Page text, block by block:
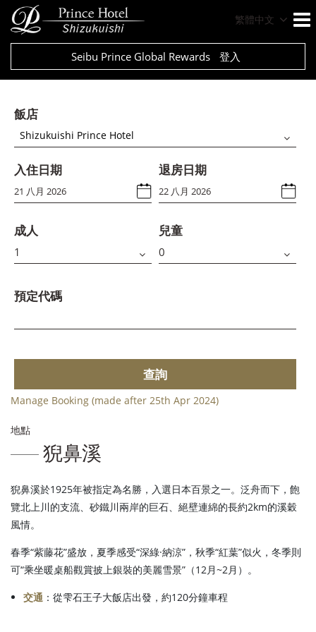
繁體中文
Seibu Prince Global Rewards 登入
飯店
Shizukuishi Prince Hotel
入住日期 退房日期
成人 兒童
預定代碼
查詢
Manage Booking (made after 25th Apr 2024)
地點
猊鼻溪
猊鼻溪於1925年被指定為名勝，入選日本百景之一。泛舟而下，飽
覽北上川的支流、砂鐵川兩岸的巨石、絕壁連綿的長約2km的溪穀
風情。
春季“紫藤花”盛放，夏季感受“深綠·納涼”，秋季“紅葉”似火，冬季則
可“乘坐暖桌船觀賞披上銀裝的美麗雪景”（12月~2月）。
交通 ：從雫石王子大飯店出發，約120分鐘車程